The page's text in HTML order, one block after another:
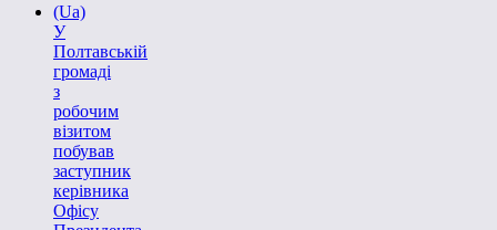
(Ua)
У
Полтавській
громаді
з
робочим
візитом
побував
заступник
керівника
Офісу